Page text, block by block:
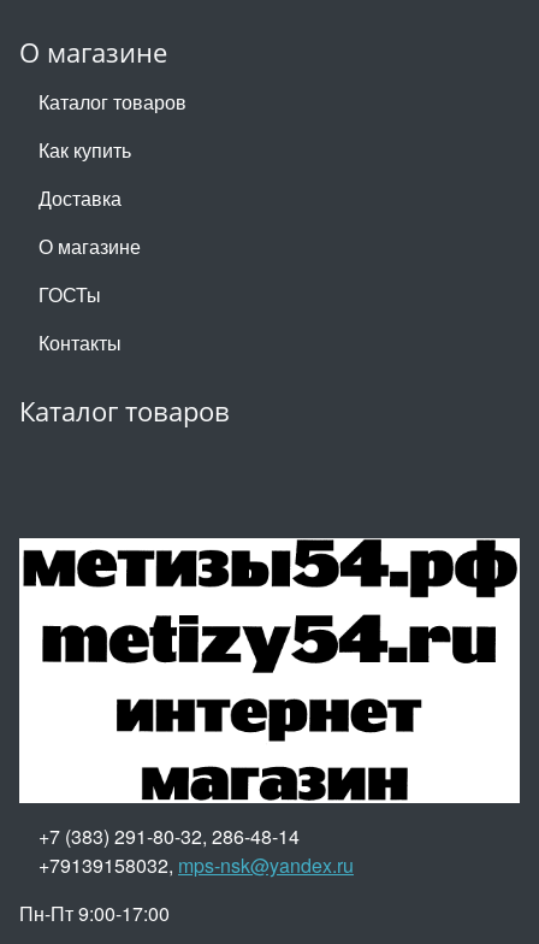
О магазине
Каталог товаров
Как купить
Доставка
О магазине
ГОСТы
Контакты
Каталог товаров
+7 (383) 291-80-32, 286-48-14
+79139158032, mps-nsk@yandex.ru
Пн-Пт 9:00-17:00